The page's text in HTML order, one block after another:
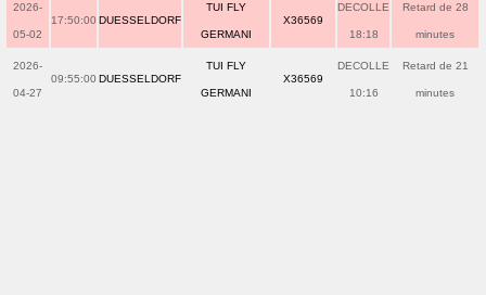
2026-
05-02
17:50:00 DUESSELDORF
TUI FLY
GERMANI
X36569
DECOLLE
18:18
Retard de 28
minutes
2026-
04-27
09:55:00 DUESSELDORF
TUI FLY
GERMANI
X36569
DECOLLE
10:16
Retard de 21
minutes